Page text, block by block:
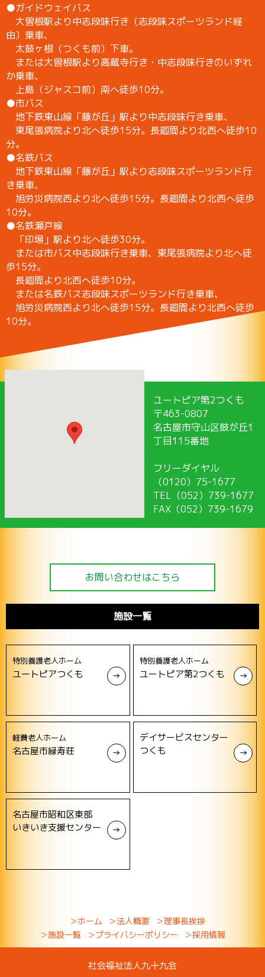
●ガイドウェイバス
大曽根駅より中志段味行き（志段味スポーツランド経
由）乗車、
太鼓ヶ根（つくも前）下車。
または大曽根駅より高蔵寺行き・中志段味行きのいずれ
か乗車、
上島（ジャスコ前）南へ徒歩10分。
●市バス
地下鉄東山線「藤が丘」駅より中志段味行き乗車、
東尾張病院より北へ徒歩15分。長廻間より北西へ徒歩10
分。
●名鉄バス
地下鉄東山線「藤が丘」駅より志段味スポーツランド行
き乗車、
旭労災病院西より北へ徒歩15分。長廻間より北西へ徒歩
10分。
●名鉄瀬戸線
「印場」駅より北へ徒歩30分。
または市バス中志段味行き乗車、東尾張病院より北へ徒
歩15分。
長廻間より北西へ徒歩10分。
または名鉄バス志段味スポーツランド行き乗車、
旭労災病院西より北へ徒歩15分。長廻間より北西へ徒歩
10分。
ユートピア第2つくも
〒463-0807
名古屋市守山区鼓が丘1
丁目115番地
フリーダイヤル
（0120）75-1677
TEL（052）739-1677
FAX（052）739-1679
お問い合わせはこちら
施設一覧
特別養護老人ホーム
ユートピアつくも
特別養護老人ホーム
ユートピア第2つくも
軽費老人ホーム
名古屋市緑寿荘
デイサービスセンター
つくも
名古屋市昭和区東部
いきいき支援センター
＞ホーム ＞法人概要
＞理事長挨拶
＞施設一覧
＞プライバシーポリシー ＞採用情報
社会福祉法人九十九会